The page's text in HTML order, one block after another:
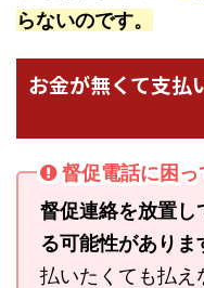
らないのです。
お金が無くて支払
督促電話に困
督促連絡を放置し
る可能性がありま
払いたくても払え